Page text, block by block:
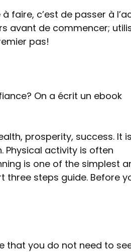
faire, c’est de passer à
avant de commencer;
pas!
On a écrit un ebook
prosperity, success. It
Physical activity is often
is one of the simplest
steps guide. Before
that you do not need to